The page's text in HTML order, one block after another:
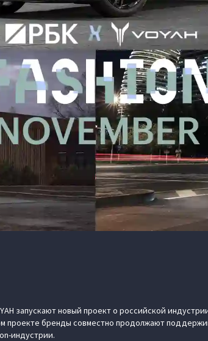
запускают новый проект о российской
проекте бренды совместно продолжают
индустрии.